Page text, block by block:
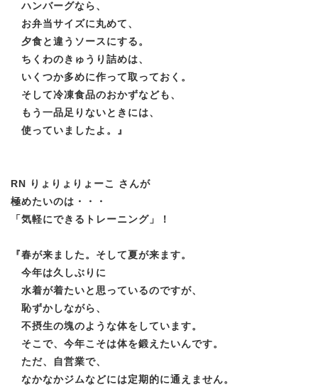
ハンバーグなら、
お弁当サイズに丸めて、
夕食と違うソースにする。
ちくわのきゅうり詰めは、
いくつか多めに作って取っておく。
そして冷凍食品のおかずなども、
もう一品足りないときには、
使っていましたよ。 』
RN りょりょりょーこ さんが
極めたいのは・・・
「気軽にできるトレーニング」！
『春が来ました。そして夏が来ます。
今年は久しぶりに
水着が着たいと思っているのですが、
恥ずかしながら、
不摂生の塊のような体をしています。
そこで、今年こそは体を鍛えたいんです。
ただ、自営業で、
なかなかジムなどには定期的に通えません。